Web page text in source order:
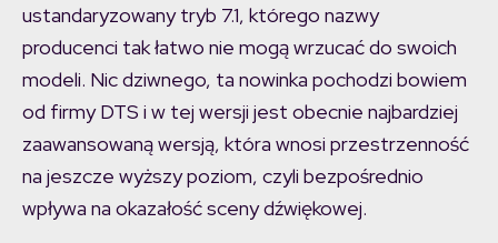
ustandaryzowany tryb 7.1, którego nazwy
producenci tak łatwo nie mogą wrzucać do swoich
modeli. Nic dziwnego, ta nowinka pochodzi bowiem
od firmy DTS i w tej wersji jest obecnie najbardziej
zaawansowaną wersją, która wnosi przestrzenność
na jeszcze wyższy poziom, czyli bezpośrednio
wpływa na okazałość sceny dźwiękowej.